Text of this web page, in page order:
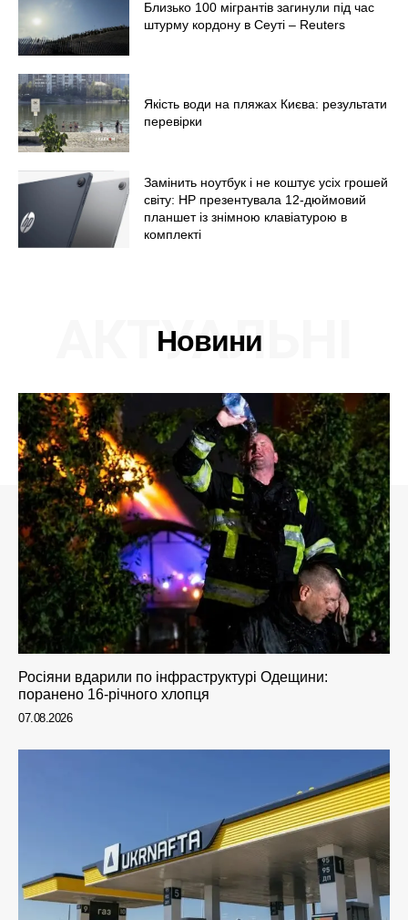
Україна
Економіка
Світ
Технології
Війна
Близько 100 мігрантів загинули під час
штурму кордону в Сеуті – Reuters
Якість води на пляжах Києва: результати
перевірки
Замінить ноутбук і не коштує усіх грошей
світу: HP презентувала 12-дюймовий
планшет із знімною клавіатурою в
комплекті
Новини
АКТУАЛЬНІ
Росіяни вдарили по інфраструктурі Одещини:
поранено 16-річного хлопця
07.08.2026